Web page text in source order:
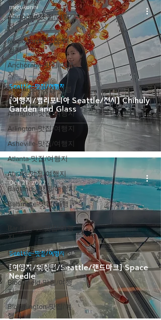
Abingdon-맛집/여행
지
alamogordo-맛집/여
행지
Anchorage-맛집/여행
지
Ann Arbor-맛집/여행
지
Arlington-맛집/여행지
Arlington-맛집/여행지
Asheville-맛집/여행지
Atlanta-맛집/여행지
Austin-맛집/여행지
Badlands-맛집/여행지
Baltimore-맛집/여행
지
Bar Harbor-맛집/여행
지
Baraboo-맛집/여행지
Big Bend-맛집/여행지
Bloomfield-맛집/여행
지
Bloomington-맛집/여
행지
[여행지/캘리포니아 Seattle/전시] Chihuly
Garden and Glass
Seattle-맛집/여행지
migukunni
Mar 22, 2023
[여행지/워싱턴/Seattle/랜드마크] Space
Needle
Seattle-맛집/여행지
migukunni
Oct 21, 2022